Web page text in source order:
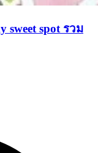
sweet spot รวม